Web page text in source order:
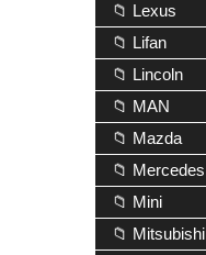
📁 Lexus
📁 Lifan
📁 Lincoln
📁 MAN
📁 Mazda
📁 Mercedes
📁 Mini
📁 Mitsubishi